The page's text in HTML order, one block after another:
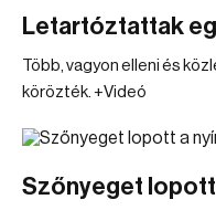
Letartóztattak
Több, vagyon elleni és
körözték. +Videó
Szőnyeget lopott